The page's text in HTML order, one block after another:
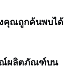
คุณถูกค้นพบได้
ณ์ผลิตภัณฑ์บน